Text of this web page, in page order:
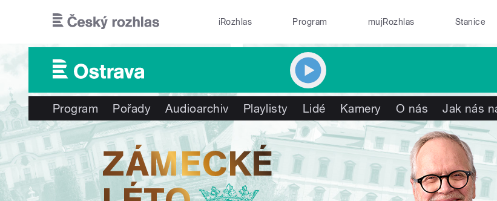
iRozhlas Program mujRozhlas Stanice
Program Pořady Audioarchiv Playlisty Lidé Kamery O nás Jak nás